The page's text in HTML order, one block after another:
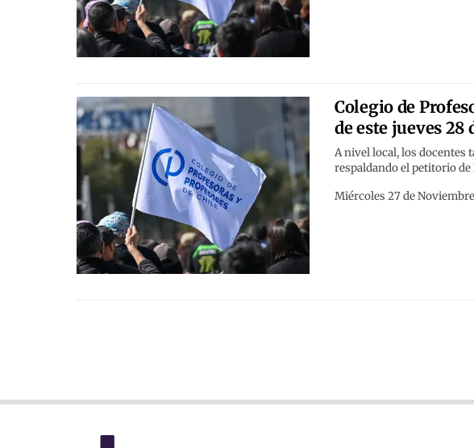
Colegio de
de este jueves 28
A nivel local, los docentes
respaldando el petitorio
Miércoles 27 de